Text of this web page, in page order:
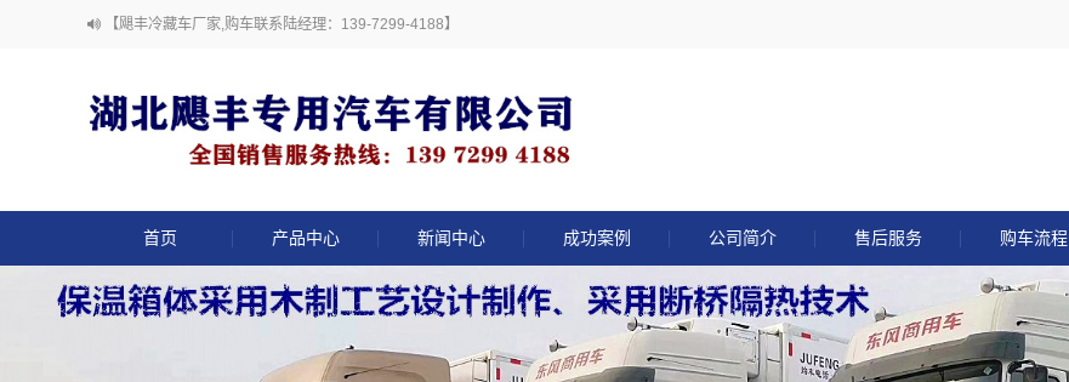
【飓丰冷藏车厂家,购车联系陆经理：139-7299-4188】
首页 产品中心 新闻中心 成功案例 公司简介 售后服务 购车流程